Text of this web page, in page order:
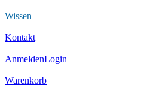
Wissen
Kontakt
AnmeldenLogin
Warenkorb